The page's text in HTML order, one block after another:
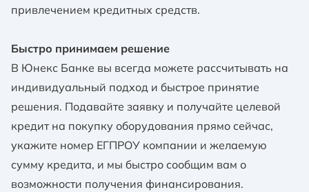
привлечением кредитных средств.
Быстро принимаем решение
В Юнекс Банке вы всегда можете рассчитывать на
индивидуальный подход и быстрое принятие
решения. Подавайте заявку и получайте целевой
кредит на покупку оборудования прямо сейчас,
укажите номер ЕГПРОУ компании и желаемую
сумму кредита, и мы быстро сообщим вам о
возможности получения финансирования.